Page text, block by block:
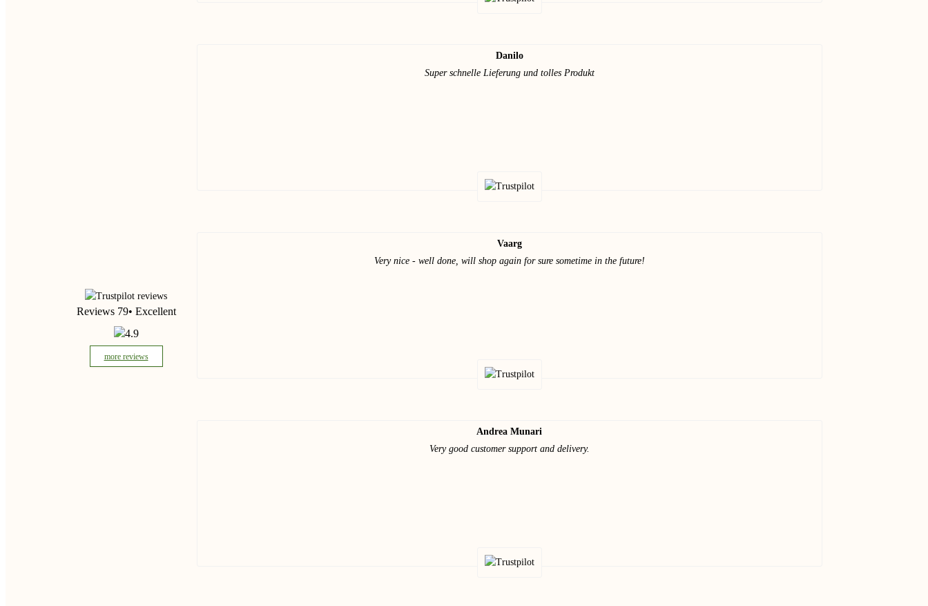
Reviews 79• Excellent
4.9
more reviews
Danilo
Super schnelle Lieferung und tolles Produkt
Vaarg
Very nice - well done, will shop again for sure sometime in the future!
Andrea Munari
Very good customer support and delivery.